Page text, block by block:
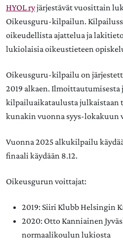
HYOL ryjärjestävät vuosittain
Oikeusguru-kilpailun.
oikeudellista ajattelua ja
lukiolaisia oikeustieteen
Oikeusguru-kilpailu on
2019 alkaen. Ilmoittautumisesta
kilpailuaikataulusta julkaistaan
kunakin vuonna syys-lokakuun
Vuonna 2025 alkukilpailu
finaali käydään 8.12.
Oikeusgurun voittajat:
2019: Siiri Klubb Helsingin
2020: Otto Kanniainen
normaalikoulun lukiosta